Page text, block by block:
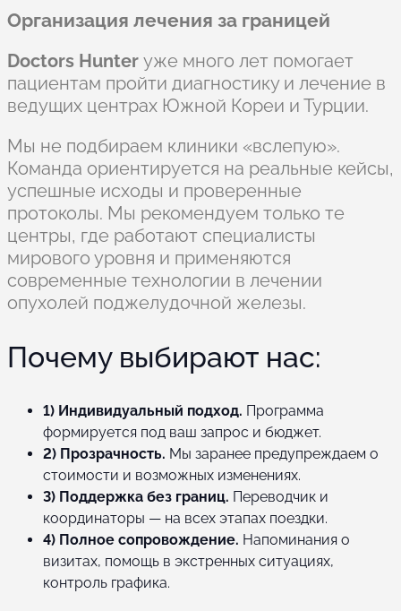
Организация лечения за границей
Doctors Hunter уже много лет помогает
пациентам пройти диагностику и лечение в
ведущих центрах Южной Кореи и Турции.
Мы не подбираем клиники «вслепую».
Команда ориентируется на реальные кейсы,
успешные исходы и проверенные
протоколы. Мы рекомендуем только те
центры, где работают специалисты
мирового уровня и применяются
современные технологии в лечении
опухолей поджелудочной железы.
Почему выбирают нас:
1) Индивидуальный подход. Программа
формируется под ваш запрос и бюджет.
2) Прозрачность. Мы заранее предупреждаем о
стоимости и возможных изменениях.
3) Поддержка без границ. Переводчик и
координаторы — на всех этапах поездки.
4) Полное сопровождение. Напоминания о
визитах, помощь в экстренных ситуациях,
контроль графика.